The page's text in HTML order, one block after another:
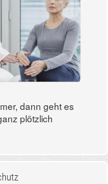
dann geht es
plötzlich